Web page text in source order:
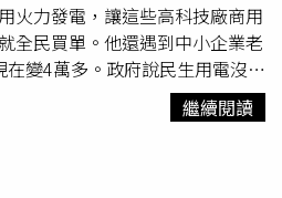
火力發電，讓這些高科技廠商用
全民買單。他還遇到中小企業老
變4萬多。政府說民生用電沒
在《
》節目質疑，
有什麼在大規模的建設，結果你
繼續閱讀